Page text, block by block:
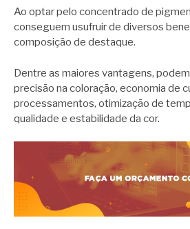
Ao optar pelo concentrado de
conseguem usufruir de diversos
composição de destaque.
Dentre as maiores vantagens,
precisão na coloração, economia de
processamentos, otimização de
qualidade e estabilidade da cor.